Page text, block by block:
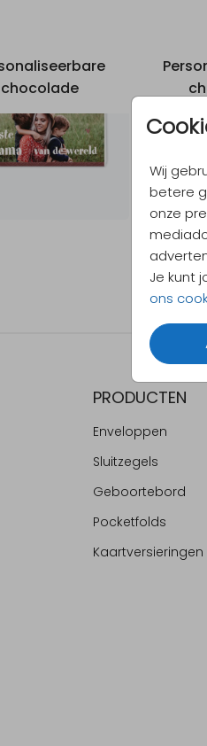
Wij
betere
onze
Je kunt
ons
chocolade
PRODUCTEN
Enveloppen
Sluitzegels
Geboortebord
Pocketfolds
Kaartversieringen